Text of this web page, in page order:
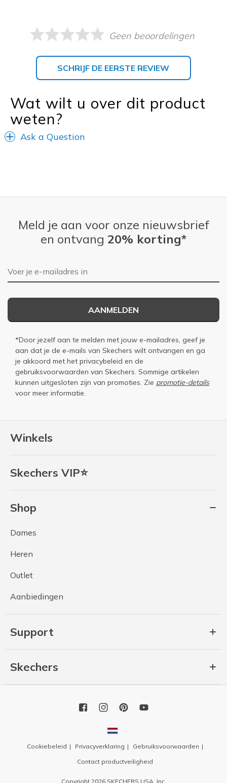
Geen beoordelingen
SCHRIJF DE EERSTE REVIEW
Wat wilt u over dit product
weten?
Ask a Question
Winkels
Skechers VIP⭐
Shop
Dames
Heren
Outlet
Aanbiedingen
Support
Skechers
Meld je aan voor onze nieuwsbrief
en ontvang 20% korting*
E-mailadres
AANMELDEN
*Door jezelf aan te melden met jouw e-mailadres, geef je
aan dat je de e-mails van Skechers wilt ontvangen en ga
je akkoord met het privacybeleid en de
gebruiksvoorwaarden van Skechers. Sommige artikelen
kunnen uitgesloten zijn van promoties. Zie promotie-details
voor meer informatie.
Cookiebeleid Privacyverklaring
Gebruiksvoorwaarden
Contact productveiligheid
Copyright 2026 SKECHERS USA, Inc.